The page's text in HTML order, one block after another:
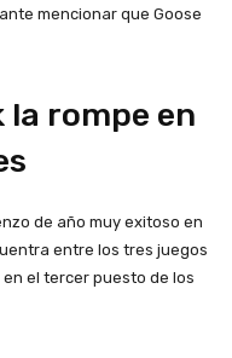
mencionar que Goose
la rompe en
de año muy exitoso en
entre los tres juegos
el tercer puesto de los